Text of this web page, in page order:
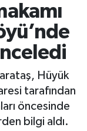
Hüyük
tarafından
öncesinde
bilgi aldı.